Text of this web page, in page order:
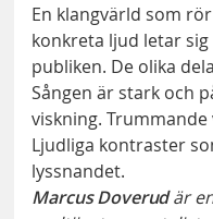
En klangvärld som
konkreta ljud letar
publiken. De olika
Sången är stark och
viskning.
Ljudliga kontraster
lyssnandet.
Marcus Doverudär